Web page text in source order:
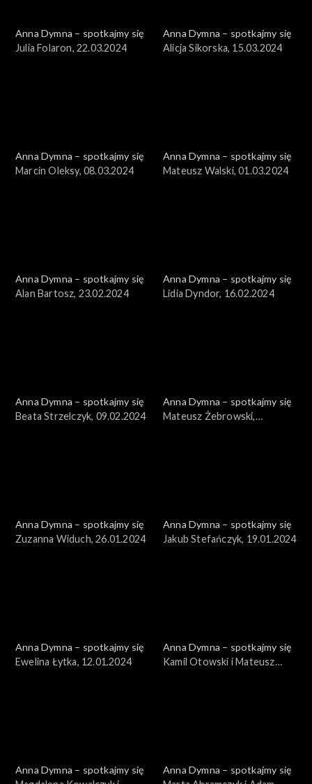
Anna Dymna – spotkajmy się
Julia Folaron, 22.03.2024
Anna Dymna – spotkajmy się
Alicja Sikorska, 15.03.2024
Anna Dymna – spotkajmy się
Marcin Oleksy, 08.03.2024
Anna Dymna – spotkajmy się
Mateusz Walski, 01.03.2024
Anna Dymna – spotkajmy się
Alan Bartosz, 23.02.2024
Anna Dymna – spotkajmy się
Lidia Dyndor, 16.02.2024
Anna Dymna – spotkajmy się
Beata Strzelczyk, 09.02.2024
Anna Dymna – spotkajmy się
Mateusz Żebrowski,
Anna Dymna – spotkajmy się
Zuzanna Widuch, 26.01.2024
Anna Dymna – spotkajmy się
Jakub Stefańczyk, 19.01.2024
Anna Dymna – spotkajmy się
Ewelina Łytka, 12.01.2024
Anna Dymna – spotkajmy się
Kamil Otowski i Mateusz
Anna Dymna – spotkajmy się
Anna Dymna – spotkajmy się